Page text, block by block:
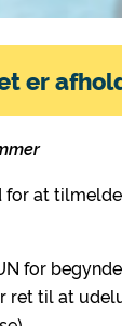
at
for
ret til at
er